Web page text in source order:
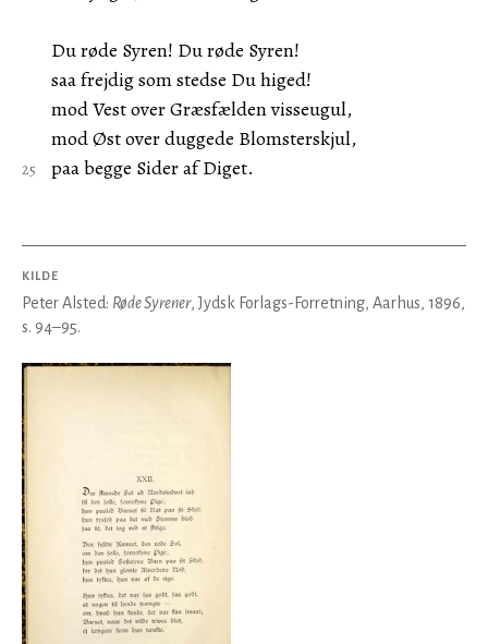
Du røde Syren! Du røde Syren!
saa frejdig som stedse Du higed!
mod Vest over Græsfælden visseugul,
mod Øst over duggede Blomsterskjul,
paa begge Sider af Diget.
KILDE
Peter Alsted: Røde Syrener, Jydsk Forlags-Forretning, Aarhus, 1896,
s. 94–95.